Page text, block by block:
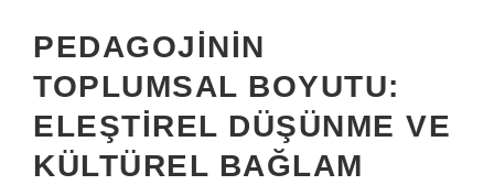
PEDAGOJININ
TOPLUMSAL BOYUTU:
ELEŞTIREL DÜŞÜNME VE
KÜLTÜREL BAĞLAM